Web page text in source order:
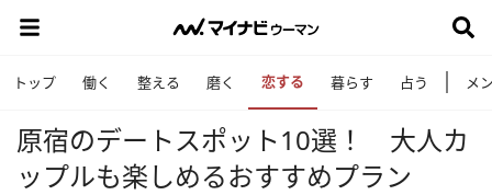
トップ 働く 整える 磨く 恋する 暮らす 占う メ
原宿のデートスポット10選！ 大人カ
ップルも楽しめるおすすめプラン